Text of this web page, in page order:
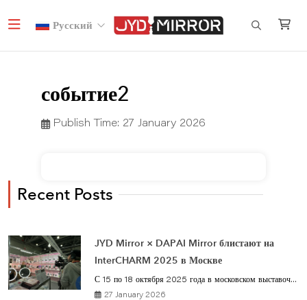
Русский
событие2
Publish Time: 27 January 2026
Recent Posts
JYD Mirror × DAPAI Mirror блистают на
InterCHARM 2025 в Москве
С 15 по 18 октября 2025 года в московском выставоч...
27 January 2026